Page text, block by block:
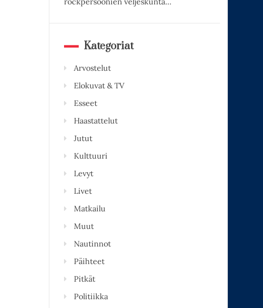
Kategoriat
Arvostelut
Elokuvat & TV
Esseet
Haastattelut
Jutut
Kulttuuri
Levyt
Livet
Matkailu
Muut
Nautinnot
Päihteet
Pitkät
Politiikka